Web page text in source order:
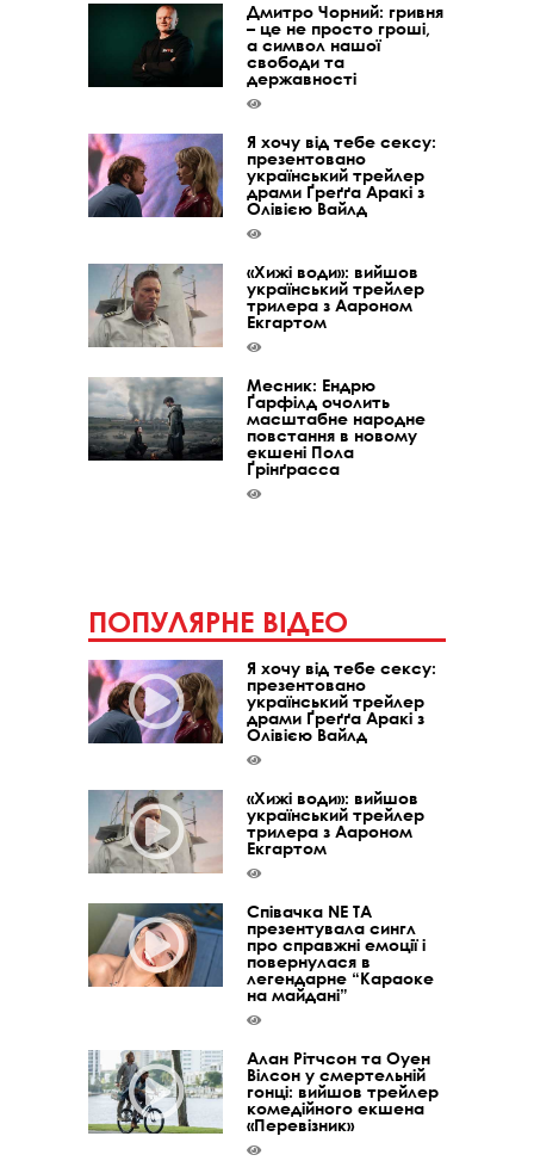
Дмитро Чорний: гривня
– це не просто гроші,
а символ нашої
свободи та
державності
Я хочу від тебе сексу:
презентовано
український трейлер
драми Ґреґґа Аракі з
Олівією Вайлд
«Хижі води»: вийшов
український трейлер
трилера з Аароном
Екгартом
Месник: Ендрю
Ґарфілд очолить
масштабне народне
повстання в новому
екшені Пола
Ґрінґрасса
ПОПУЛЯРНЕ ВІДЕО
Я хочу від тебе сексу:
презентовано
український трейлер
драми Ґреґґа Аракі з
Олівією Вайлд
«Хижі води»: вийшов
український трейлер
трилера з Аароном
Екгартом
Співачка NE TA
презентувала сингл
про справжні емоції і
повернулася в
легендарне “Караоке
на майдані”
Алан Рітчсон та Оуен
Вілсон у смертельній
гонці: вийшов трейлер
комедійного екшена
«Перевізник»